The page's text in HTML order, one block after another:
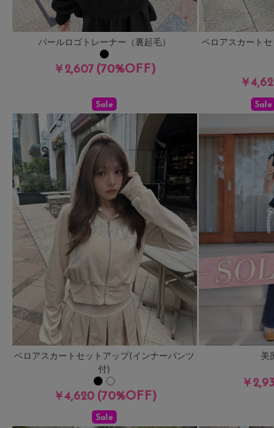
パールロゴトレーナー（裏起毛）
￥2,607(70%OFF)
ベロアスカート
￥
Sale
ベロアスカートセットアップ(インナーパンツ
付)
￥4,620(70%OFF)
Sale
美
￥
Sale